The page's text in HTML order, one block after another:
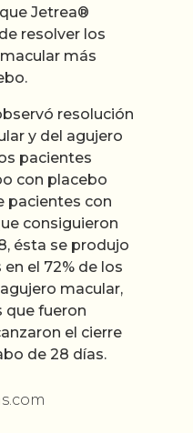
Jetrea®
resolver los
más
resolución
y del agujero
pacientes
con placebo
pacientes con
consiguieron
ésta se produjo
el 72% de los
macular,
que fueron
el cierre
de 28 días.